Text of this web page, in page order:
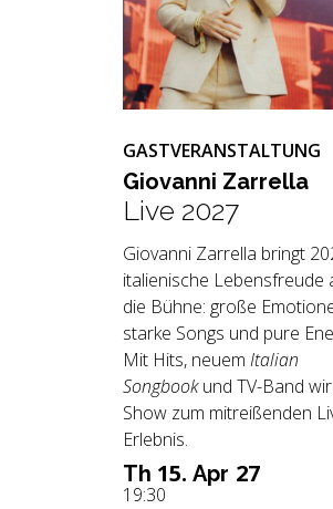
Th 15. Apr 27
19:30
GASTVERANSTALTUNG
Gio­van­ni Zar­rel­la
Live 2027
Giovanni Zarrella bringt
italienische Lebensfreude
die Bühne: große
starke Songs und pure
Mit Hits, neuem Italian
Songbookund TV-Band
Show zum mitreißenden
Erlebnis.